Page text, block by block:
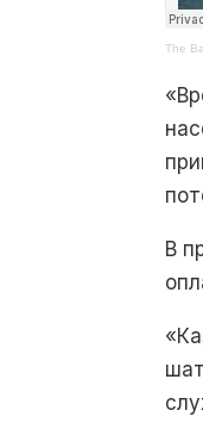
The
В